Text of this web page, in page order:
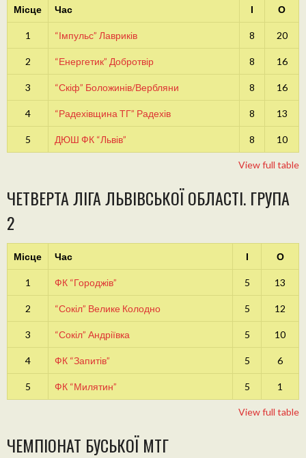
Місце Час І О
1 “Імпульс” Лавриків 8 20
2 “Енергетик” Добротвір 8 16
3 “Скіф” Боложинів/Вербляни 8 16
4 “Радехівщина ТГ” Радехів 8 13
5 ДЮШ ФК “Львів” 8 10
View full table
ЧЕТВЕРТА ЛІГА ЛЬВІВСЬКОЇ ОБЛАСТІ. ГРУПА
2
Місце Час І О
1 ФК “Городжів” 5 13
2 “Сокіл” Велике Колодно 5 12
3 “Сокіл” Андріївка 5 10
4 ФК “Запитів” 5 6
5 ФК “Милятин” 5 1
View full table
ЧЕМПІОНАТ БУСЬКОЇ МТГ